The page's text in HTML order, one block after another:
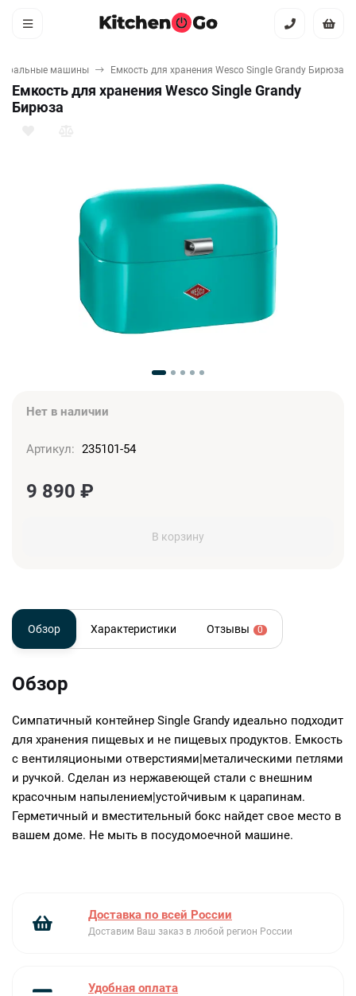
машины Емкость для хранения Wesco Single Grandy Бирюза
Емкость для хранения Wesco Single Grandy
Бирюза
Нет в наличии
Артикул: 235101-54
9 890 ₽
В корзину
Обзор Характеристики Отзывы 0
Обзор
Симпатичный контейнер Single Grandy идеально подходит
для хранения пищевых и не пищевых продуктов. Емкость
с вентиляциоными отверстиями|металическими петлями
и ручкой. Сделан из нержавеющей стали с внешним
красочным напылением|устойчивым к царапинам.
Герметичный и вместительный бокс найдет свое место в
вашем доме. Не мыть в посудомоечной машине.
Доставка по всей России
Доставим Ваш заказ в любой регион России
Удобная оплата